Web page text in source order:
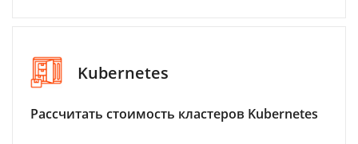
Kubernetes
Рассчитать стоимость кластеров Kubernetes